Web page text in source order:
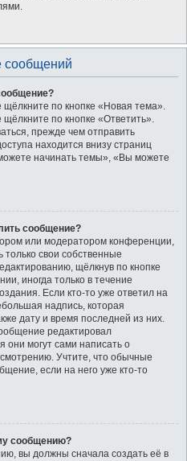
сообщений
по кнопке «Новая тема».
по кнопке «Ответить».
прежде чем отправить
находится внизу страниц
начинать темы», «Вы можете
сообщение?
или модератором конференции,
свои собственные
щёлкнув по кнопке
иногда только в течение
Если кто-то уже ответил на
надпись, которая
дату и время последней из них.
редактировал
они могут сами написать о
Учтите, что обычные
если на него уже кто-то
сообщению?
вы должны сначала создать её в